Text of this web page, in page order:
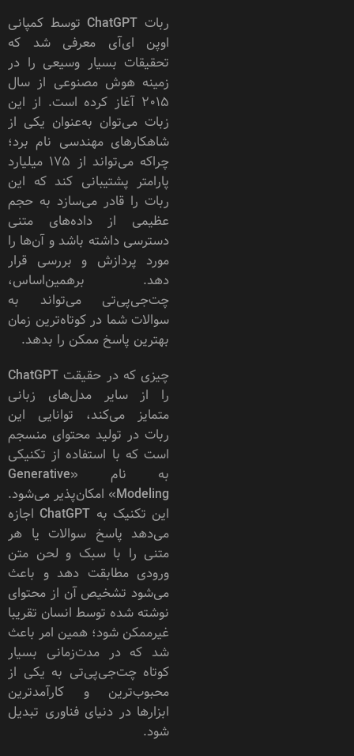
ربات ChatGPT توسط کمپانی
اوپن ای‌آی معرفی شد که
تحقیقات بسیار وسیعی را در
زمینه هوش مصنوعی از سال
۲۰۱۵ آغاز کرده است. از این
زبات می‌توان به‌عنوان یکی از
شاهکارهای مهندسی نام برد؛
چراکه می‌تواند از ۱۷۵ میلیارد
پارامتر پشتیبانی کند که این
ربات را قادر می‌سازد به حجم
عظیمی از داده‌های متنی
دسترسی داشته باشد و آن‌ها را
مورد پردازش و بررسی قرار
دهد. بر‌همین‌اساس،
چت‌جی‌پی‌تی می‌تواند به
سوالات شما در کوتاه‌ترین زمان
بهترین پاسخ ممکن را بدهد.
چیزی که در حقیقت ChatGPT
را از سایر مدل‌های زبانی
متمایز می‌کند، توانایی این
ربات در تولید محتوای منسجم
است که با استفاده از تکنیکی
به نام «Generative
Modeling» امکان‌پذیر می‌شود.
این تکنیک به ChatGPT اجازه
می‌دهد پاسخ سوالات یا هر
متنی را با سبک و لحن متن
ورودی مطابقت دهد و باعث
می‌شود تشخیص آن از محتوای
نوشته شده توسط انسان تقریبا
غیرممکن شود؛ همین امر باعث
شد که در مدت‌زمانی بسیار
کوتاه چت‌جی‌پی‌تی به یکی از
محبوب‌ترین و کارآمد‌ترین
ابزارها در دنیای فناوری تبدیل
شود.